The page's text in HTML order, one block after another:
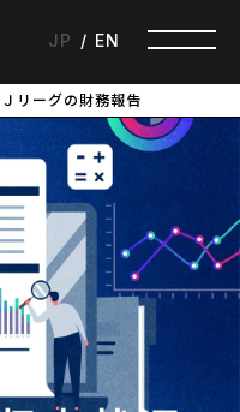
JP EN
Ｊリーグの財務報告